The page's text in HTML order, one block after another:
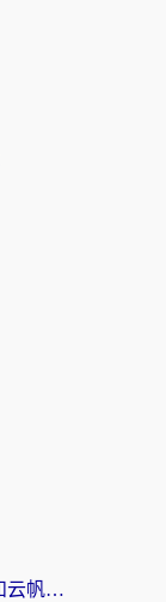
海外党必看：穿梭VPN好用吗？和云帆VPN对比哪个回国效果更好？附真实测评+避坑指南